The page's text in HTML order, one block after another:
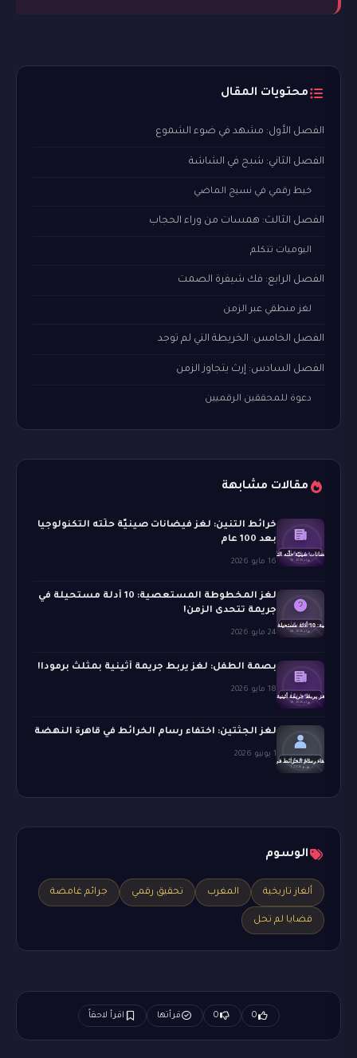
محتويات المقال
الفصل الأول: مشهد في ضوء الشموع
الفصل الثاني: شبح في الشاشة
خيط رقمي في نسيج الماضي
الفصل الثالث: همسات من وراء الحجاب
اليوميات تتكلم
الفصل الرابع: فك شيفرة الصمت
لغز منطقي عبر الزمن
الفصل الخامس: الخريطة التي لم توجد
الفصل السادس: إرث يتجاوز الزمن
دعوة للمحققين الرقميين
مقالات مشابهة
خرائط التنين: لغز فيضانات صينيّة حلّته التكنولوجيا
بعد 100 عام
16 مايو 2026
لغز المخطوطة المستعصية: 10 أدلة مستحيلة في
جريمة تتحدى الزمن!
24 مايو 2026
بصمة الطفل: لغز يربط جريمة أثينية بمثلث برمودا!
18 مايو 2026
لغز الجثتين: اختفاء رسام الخرائط في قاهرة النهضة
1 يونيو 2026
الوسوم
ألغاز تاريخية المغرب تحقيق رقمي جرائم غامضة
قضايا لم تحل
0
0 قرأتها اقرأ لاحقاً